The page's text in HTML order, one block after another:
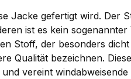
Jacke gefertigt wird.
ist es kein
Stoff, der besonders
Qualität bezeichnen.
vereint